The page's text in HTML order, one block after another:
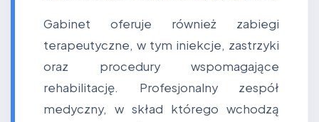
Gabinet oferuje również zabiegi
terapeutyczne, w tym iniekcje, zastrzyki
oraz procedury wspomagające
rehabilitację. Profesjonalny zespół
medyczny, w skład którego wchodzą